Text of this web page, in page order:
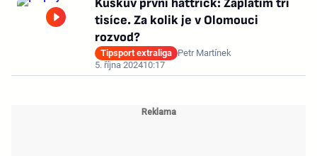
Kuskův první hattrick: Zaplatím tři
tisíce. Za kolik je v Olomouci
rozvod?
Tipsport extraliga Petr Martínek
5. října 202410:17